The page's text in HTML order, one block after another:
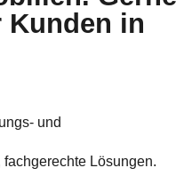
Kunden in
und
Lösungen.